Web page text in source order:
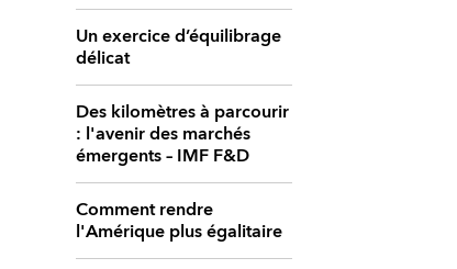
Un exercice d’équilibrage
délicat
Des kilomètres à parcourir
: l'avenir des marchés
émergents – IMF F&D
Comment rendre
l'Amérique plus égalitaire